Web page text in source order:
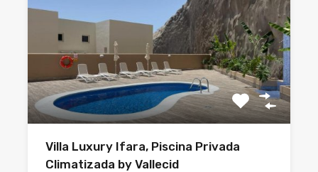
Villa Luxury Ifara, Piscina Privada
Climatizada by Vallecid